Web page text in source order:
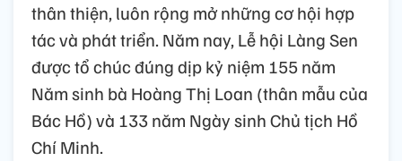
thân thiện, luôn rộng mở những cơ hội hợp
tác và phát triển. Năm nay, Lễ hội Làng Sen
được tổ chúc đúng dịp kỷ niệm 155 năm
Năm sinh bà Hoàng Thị Loan (thân mẫu của
Bác Hồ) và 133 năm Ngày sinh Chủ tịch Hồ
Chí Minh.